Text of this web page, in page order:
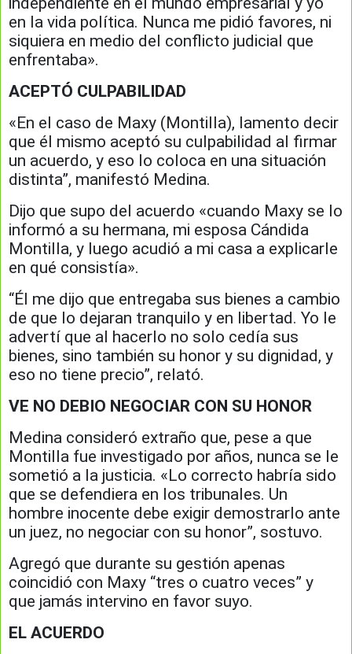
en la vida política. Nunca me pidió favores, ni
siquiera en medio del conflicto judicial que
enfrentaba».
ACEPTÓ CULPABILIDAD
«En el caso de Maxy (Montilla), lamento decir
que él mismo aceptó su culpabilidad al firmar
un acuerdo, y eso lo coloca en una situación
distinta”, manifestó Medina.
Dijo que supo del acuerdo «cuando Maxy se lo
informó a su hermana, mi esposa Cándida
Montilla, y luego acudió a mi casa a explicarle
en qué consistía».
“Él me dijo que entregaba sus bienes a cambio
de que lo dejaran tranquilo y en libertad. Yo le
advertí que al hacerlo no solo cedía sus
bienes, sino también su honor y su dignidad, y
eso no tiene precio”, relató.
VE NO DEBIO NEGOCIAR CON SU HONOR
Medina consideró extraño que, pese a que
Montilla fue investigado por años, nunca se le
sometió a la justicia. «Lo correcto habría sido
que se defendiera en los tribunales. Un
hombre inocente debe exigir demostrarlo ante
un juez, no negociar con su honor”, sostuvo.
Agregó que durante su gestión apenas
coincidió con Maxy “tres o cuatro veces” y
que jamás intervino en favor suyo.
EL ACUERDO